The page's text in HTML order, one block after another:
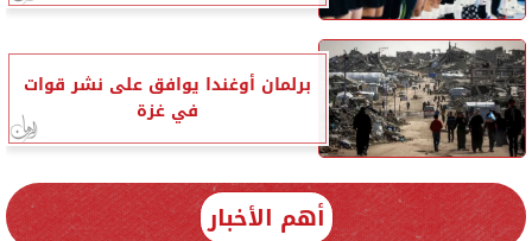
برلمان أوغندا يوافق على نشر قوات
في غزة
أهم الأخبار